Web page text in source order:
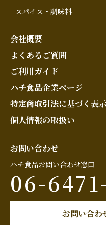
スパイス・調味料
会社概要
よくあるご質問
ご利用ガイド
ハチ食品企業ページ
特定商取引法に基づく表
個人情報の取扱い
お問い合わせ
ハチ食品お問い合わせ窓口
06-
お問い合わ